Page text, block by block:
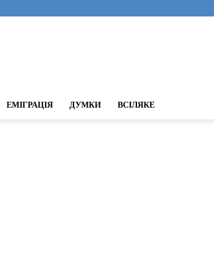
ЕМІГРАЦІЯ ДУМКИ ВСІЛЯКЕ